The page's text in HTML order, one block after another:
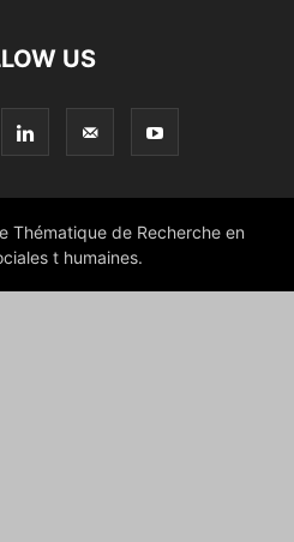
US
Thématique de Recherche en
t humaines.